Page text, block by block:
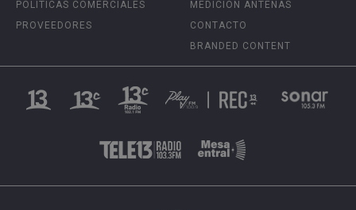
POLÍTICAS COMERCIALES
PROVEEDORES
MEDICIÓN ANTENAS
CONTACTO
BRANDED CONTENT